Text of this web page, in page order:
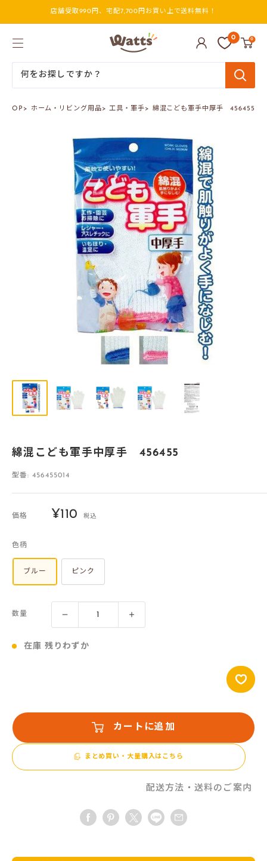
テ
店舗受取990円、宅配7,700円お買い上で送料無料！
ワ
ッ
ン
0 0
TOP > ホーム・リビング用品> 工具・軍手> 綿混こども軍手中厚手 456455
綿混こども軍手中厚手 456455
型番: 456455014
価格
販
¥110 税込
色柄
ブルー ピンク
数量
在庫 残りわずか
カートに追加
まとめ買い・大量購入はこちら
配送方法・送料のご案内